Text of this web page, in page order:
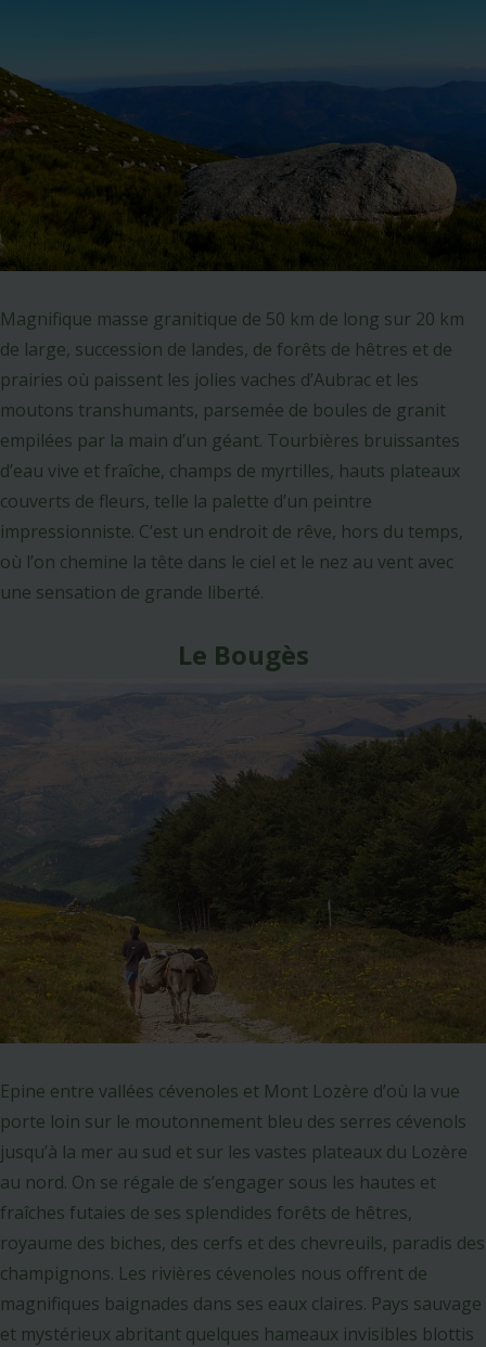
Magnifique masse granitique de 50 km de long sur 20 km
de large, succession de landes, de forêts de hêtres et de
prairies où paissent les jolies vaches d’Aubrac et les
moutons transhumants, parsemée de boules de granit
empilées par la main d’un géant. Tourbières bruissantes
d’eau vive et fraîche, champs de myrtilles, hauts plateaux
couverts de fleurs, telle la palette d’un peintre
impressionniste. C’est un endroit de rêve, hors du temps,
où l’on chemine la tête dans le ciel et le nez au vent avec
une sensation de grande liberté.
Le Bougès
Epine entre vallées cévenoles et Mont Lozère d’où la vue
porte loin sur le moutonnement bleu des serres cévenols
jusqu’à la mer au sud et sur les vastes plateaux du Lozère
au nord. On se régale de s’engager sous les hautes et
fraîches futaies de ses splendides forêts de hêtres,
royaume des biches, des cerfs et des chevreuils, paradis des
champignons. Les rivières cévenoles nous offrent de
magnifiques baignades dans ses eaux claires. Pays sauvage
et mystérieux abritant quelques hameaux invisibles blottis